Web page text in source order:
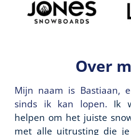
Over
Mijn naam is Bastiaan,
sinds ik kan lopen. Ik
helpen om het juiste
met alle uitrusting die